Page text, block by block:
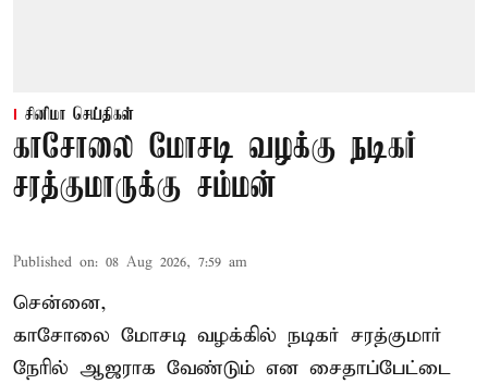
சினிமா செய்திகள்
காசோலை மோசடி வழக்கு நடிகர்
சரத்குமாருக்கு சம்மன்
Published on: 08 Aug 2026, 7:59 am
சென்னை,
காசோலை மோசடி வழக்கில் நடிகர் சரத்குமார்
நேரில் ஆஜராக வேண்டும் என சைதாப்பேட்டை